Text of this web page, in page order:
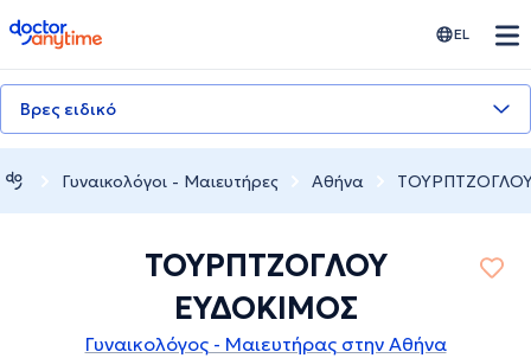
doctoranytime EL
Βρες ειδικό
Γυναικολόγοι - Μαιευτήρες Αθήνα
ΤΟΥΡΠΤΖΟΓΛΟΥ
ΕΥΔΟΚΙΜΟΣ
Γυναικολόγος - Μαιευτήρας στην Αθήνα